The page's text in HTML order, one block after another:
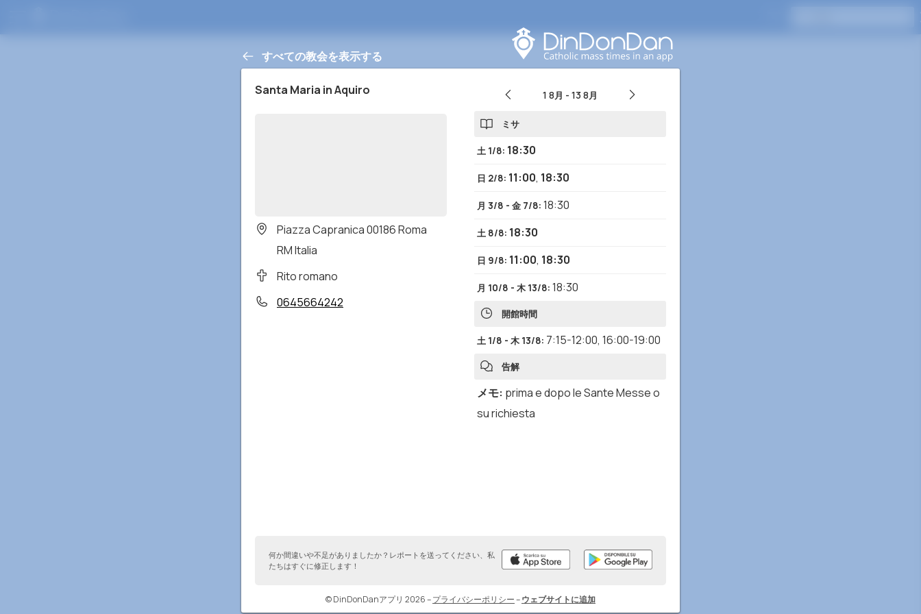
すべての教会を表示する
Santa Maria in Aquiro
Piazza Capranica 00186 Roma
RM Italia
Rito romano
0645664242
1 8月 - 13 8月
ミサ
土 1/8: 18:30
日 2/8: 11:00, 18:30
月 3/8 - 金 7/8: 18:30
土 8/8: 18:30
日 9/8: 11:00, 18:30
月 10/8 - 木 13/8: 18:30
開館時間
土 1/8 - 木 13/8: 7:15-12:00, 16:00-19:00
告解
メモ: prima e dopo le Sante Messe o
su richiesta
何か間違いや不足がありましたか？レポートを送ってください、私
たちはすぐに修正します！
© DinDonDanアプリ 2026–プライバシーポリシー–ウェブサイトに追加